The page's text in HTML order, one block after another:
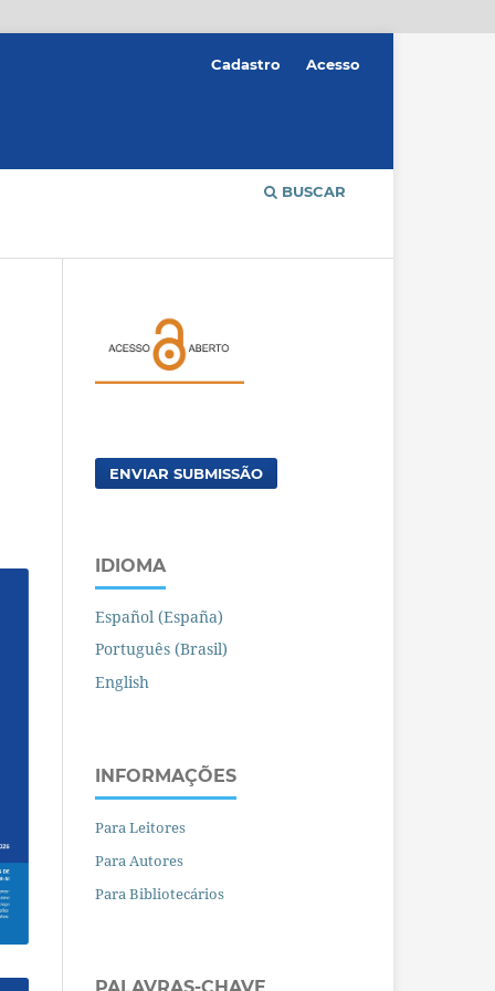
BUSCAR
Cadastro Acesso
ENVIAR SUBMISSÃO
IDIOMA
Español (España)
Português (Brasil)
English
INFORMAÇÕES
Para Leitores
Para Autores
Para Bibliotecários